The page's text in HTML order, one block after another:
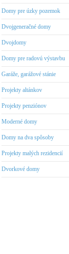
Domy pre úzky pozemok
Dvojgeneračné domy
Dvojdomy
Domy pre radovú výstavbu
Garáže, garážové stánie
Projekty altánkov
Projekty penziónov
Moderné domy
Domy na dva spôsoby
Projekty malých rezidencií
Dvorkové domy